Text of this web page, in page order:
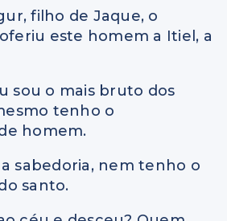
filho de Jaque, o
este homem a Itiel, a
sou o mais bruto dos
tenho o
homem.
sabedoria, nem tenho o
santo.